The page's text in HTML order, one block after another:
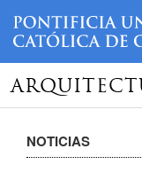
NOTICIAS